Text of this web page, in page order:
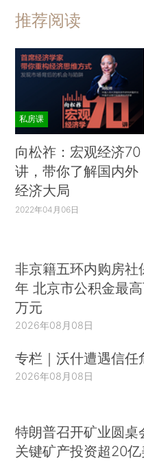
推荐阅读
私房课
向松祚：宏观经济70
讲，带你了解国内外
经济大局
2022年04月06日
非京籍五环内购房社
年 北京市公积金最
万元
2026年08月08日
专栏｜沃什遭遇信任
2026年08月08日
特朗普召开矿业圆桌
关键矿产投资超20